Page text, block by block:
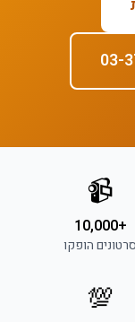
📹
+10,000
סרטונים הופקו
💯